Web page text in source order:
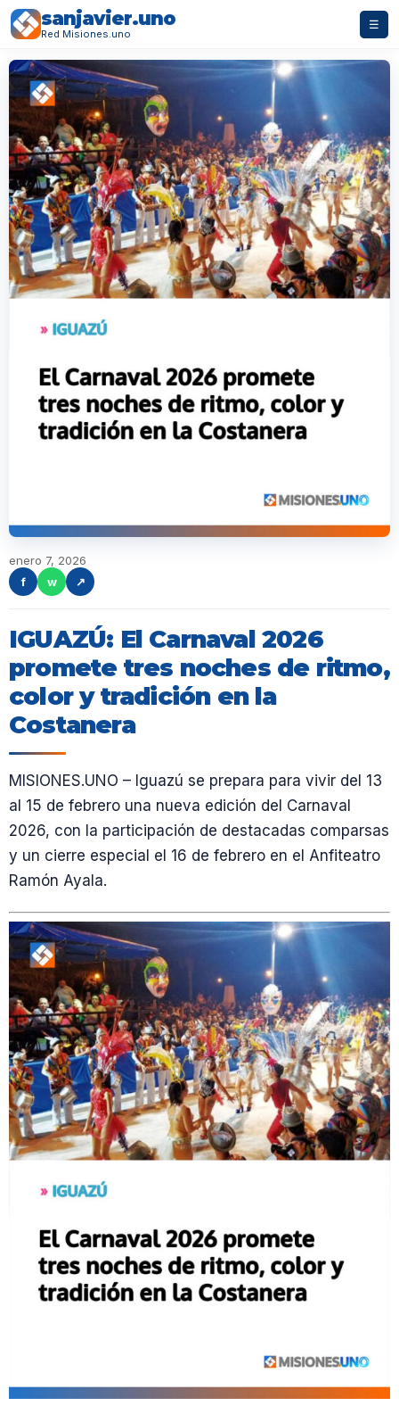
sanjavier.uno
Red Misiones.uno
☰
enero 7, 2026
f
w ↗
IGUAZÚ: El Carnaval 2026
promete tres noches de ritmo,
color y tradición en la
Costanera
MISIONES.UNO – Iguazú se prepara para vivir del 13
al 15 de febrero una nueva edición del Carnaval
2026, con la participación de destacadas comparsas
y un cierre especial el 16 de febrero en el Anfiteatro
Ramón Ayala.